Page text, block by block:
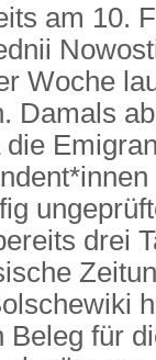
am 10.
Woche
Damals
drei
für